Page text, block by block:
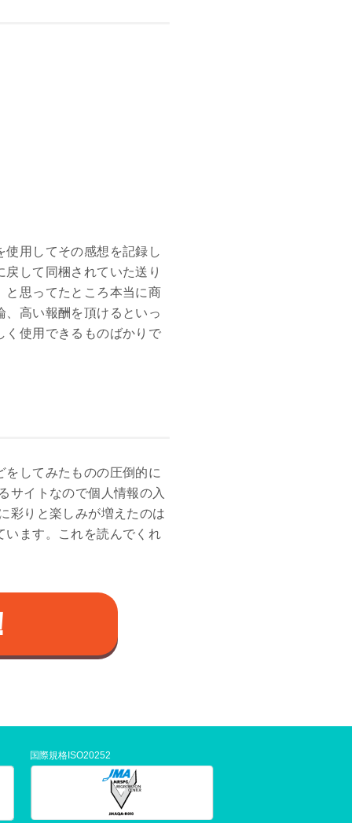
用してその感想を記録し
して同梱されていた送り
と思ってたところ本当に商
高い報酬を頂けるといっ
く使用できるものばかりで
してみたものの圧倒的に
サイトなので個人情報の入
彩りと楽しみが増えたのは
います。これを読んでくれ
国際規格ISO20252